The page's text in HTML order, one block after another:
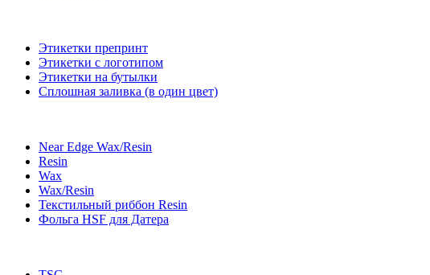
Этикетки препринт
Этикетки с логотипом
Этикетки на бутылки
Сплошная заливка (в один цвет)
Near Edge Wax/Resin
Resin
Wax
Wax/Resin
Текстильный риббон Resin
Фольга HSF для Датера